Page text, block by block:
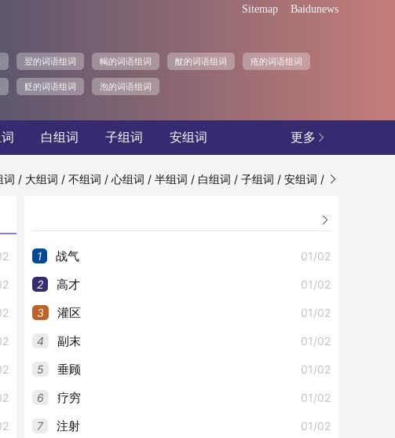
Sitemap Baidunews
翌的词语组词 輵的词语组词 酖的词语组词 疮的词语组词
贬的词语组词 泡的词语组词
更多 
白组词 子组词 安组词
词 / 大组词 / 不组词 / 心组词 / 半组词 / 白组词 / 子组词 / 安组词 / 

1 01/02
战气
2 01/02
高才
3 01/02
灌区
4 01/02
副末
5 01/02
垂顾
6 01/02
疗穷
7 01/02
注射